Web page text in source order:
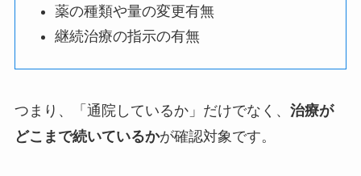
薬の種類や量の変更有無
継続治療の指示の有無
つまり、「通院しているか」だけでなく、 治療が
どこまで続いているかが確認対象です。